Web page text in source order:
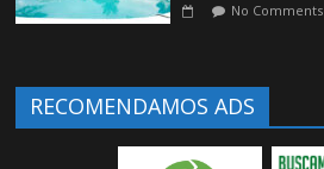
No Comments
RECOMENDAMOS ADS